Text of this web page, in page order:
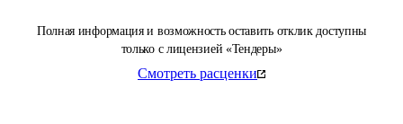
Полная информация и возможность оставить отклик доступны
только с лицензией «Тендеры»
Смотреть расценки